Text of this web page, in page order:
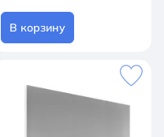
В корзину